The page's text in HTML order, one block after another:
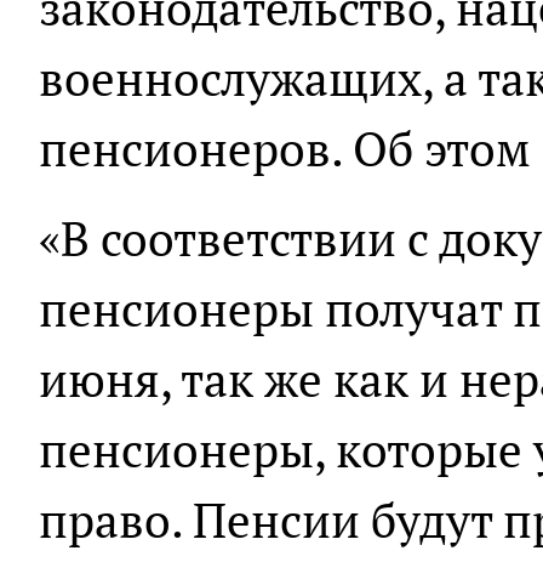
военнослужащих, а
пенсионеров. Об
«В соответствии с
пенсионеры получат
июня, так же как и
пенсионеры, которые
право. Пенсии будут